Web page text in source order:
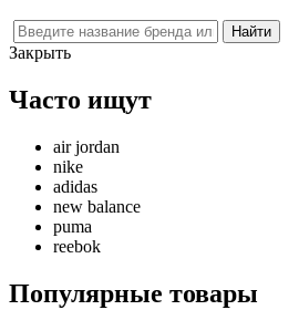
Закрыть
Часто ищут
air jordan
nike
adidas
new balance
puma
reebok
Популярные товары